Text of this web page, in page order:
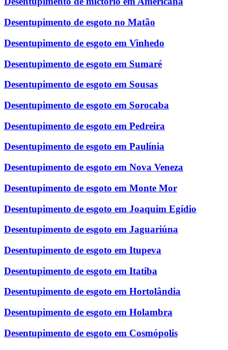
Desentupimento de esgoto no Matão
Desentupimento de esgoto em Vinhedo
Desentupimento de esgoto em Sumaré
Desentupimento de esgoto em Sousas
Desentupimento de esgoto em Sorocaba
Desentupimento de esgoto em Pedreira
Desentupimento de esgoto em Paulínia
Desentupimento de esgoto em Nova Veneza
Desentupimento de esgoto em Monte Mor
Desentupimento de esgoto em Joaquim Egídio
Desentupimento de esgoto em Jaguariúna
Desentupimento de esgoto em Itupeva
Desentupimento de esgoto em Itatiba
Desentupimento de esgoto em Hortolândia
Desentupimento de esgoto em Holambra
Desentupimento de esgoto em Cosmópolis